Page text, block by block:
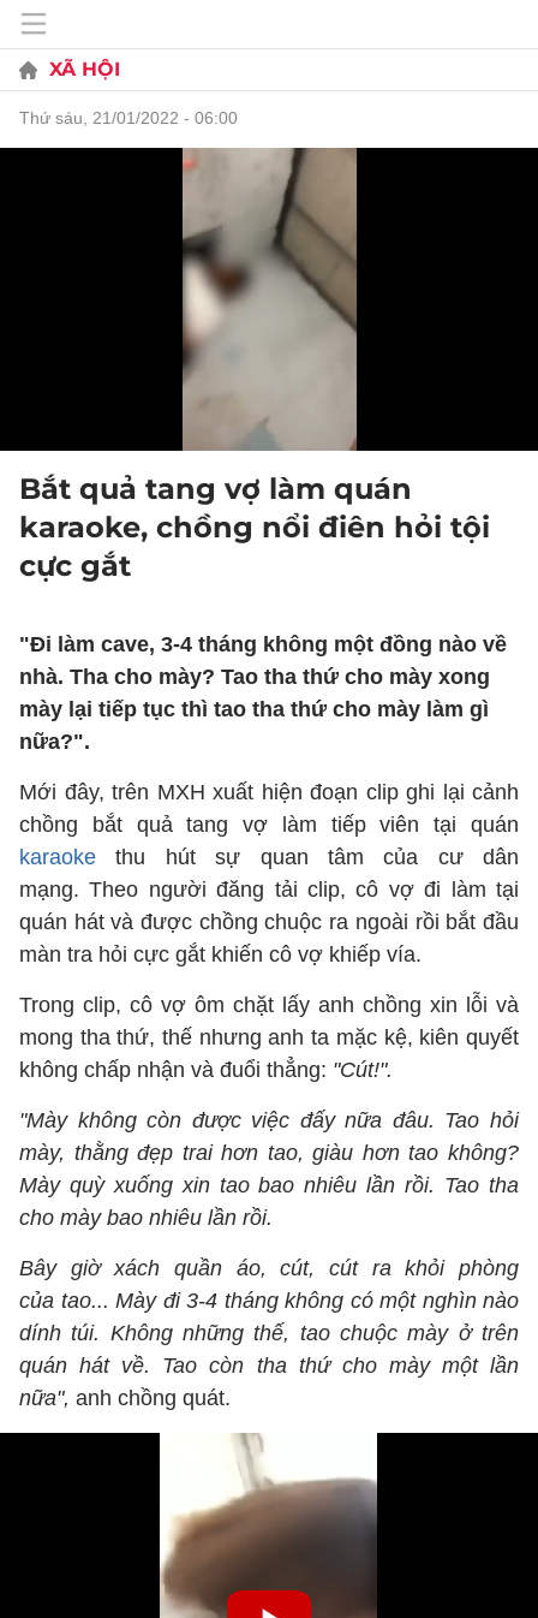
XÃ HỘI
thứ sáu, 21/01/2022 - 06:00
Bắt quả tang vợ làm quán
karaoke, chồng nổi điên hỏi tội
cực gắt
"Đi làm cave, 3-4 tháng không một đồng nào về
nhà. Tha cho mày? Tao tha thứ cho mày xong
mày lại tiếp tục thì tao tha thứ cho mày làm gì
nữa?".
Mới đây, trên MXH xuất hiện đoạn clip ghi lại cảnh
chồng bắt quả tang vợ làm tiếp viên tại quán
karaoke thu hút sự quan tâm của cư dân
mạng. Theo người đăng tải clip, cô vợ đi làm tại
quán hát và được chồng chuộc ra ngoài rồi bắt đầu
màn tra hỏi cực gắt khiến cô vợ khiếp vía.
Trong clip, cô vợ ôm chặt lấy anh chồng xin lỗi và
mong tha thứ, thế nhưng anh ta mặc kệ, kiên quyết
không chấp nhận và đuổi thẳng: "Cút!".
"Mày không còn được việc đấy nữa đâu. Tao hỏi
mày, thằng đẹp trai hơn tao, giàu hơn tao không?
Mày quỳ xuống xin tao bao nhiêu lần rồi. Tao tha
cho mày bao nhiêu lần rồi.
Bây giờ xách quần áo, cút, cút ra khỏi phòng
của tao... Mày đi 3-4 tháng không có một nghìn nào
dính túi. Không những thế, tao chuộc mày ở trên
quán hát về. Tao còn tha thứ cho mày một lần
nữa", anh chồng quát.